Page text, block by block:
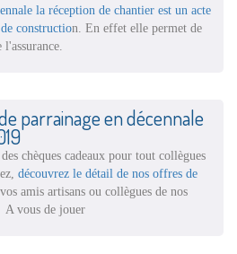
la réception de chantier est un acte
construction. En effet elle permet de
parrainage en décennale
chèques cadeaux pour tout collègues
découvrez le détail de nos offres de
amis artisans ou collègues de nos
vous de jouer